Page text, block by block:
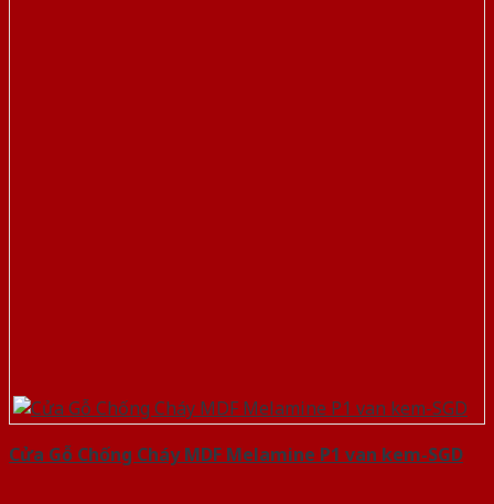
Cửa Gỗ Chống Cháy MDF Melamine P1 van kem-SGD